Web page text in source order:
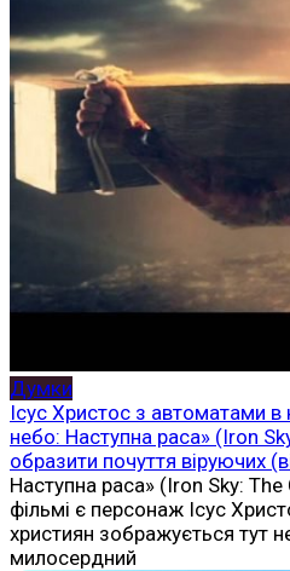
Думки
Ісус Христос з автоматами в
небо: Наступна раса» (Iron
образити почуття віруючих
Наступна раса» (Iron Sky:
фільмі є персонаж Ісус
християн зображується тут
милосердний